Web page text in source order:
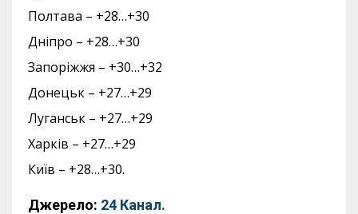
Полтава – +28…+30
Дніпро – +28…+30
Запоріжжя – +30…+32
Донецьк – +27…+29
Луганськ – +27…+29
Харків – +27…+29
Київ – +28…+30.
Джерело: 24 Канал.